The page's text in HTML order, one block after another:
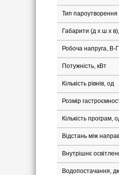
Тип пароутворення
Габарити (д х ш x
Робоча напруга, В-
Потужність, кВт
Кількість рівнів, од
Розмір
Кількість програм,
Відстань між
Внутрішнє
Водопостачання,